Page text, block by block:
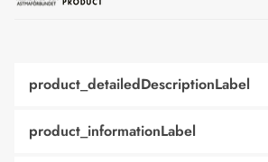
product_detailedDescriptionLabel
product_informationLabel